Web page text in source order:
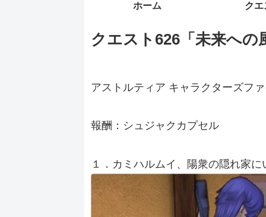
ホーム クエ
クエスト626「未来への
アストルティア キャラクターズフ
報酬：シュジャクカプセル
１．カミハルムイ、陽衆の隠れ家